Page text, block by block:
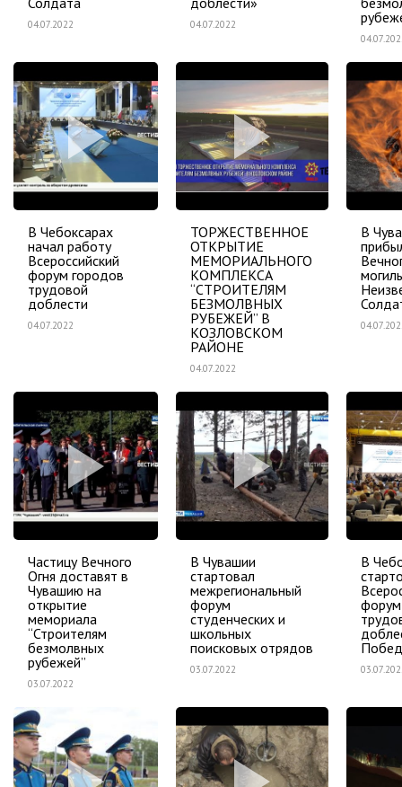
04.07.2022 04.07.2022
В Чебоксарах
начал работу
Всероссийский
форум городов
трудовой
доблести
04.07.2022
ТОРЖЕСТВЕННОЕ
ОТКРЫТИЕ
МЕМОРИАЛЬНОГО
КОМПЛЕКСА
“СТРОИТЕЛЯМ
БЕЗМОЛВНЫХ
РУБЕЖЕЙ” В
КОЗЛОВСКОМ
РАЙОНЕ
04.07.2022
В
Частицу Вечного
Огня доставят в
Чувашию на
открытие
мемориала
“Строителям
безмолвных
рубежей”
03.07.2022
В Чувашии
стартовал
межрегиональный
форум
студенческих и
школьных
поисковых отрядов
03.07.2022
В